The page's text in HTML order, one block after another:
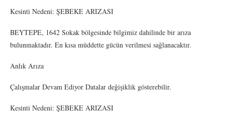
Kesinti Nedeni: ŞEBEKE ARIZASI
BEYTEPE, 1642 Sokak bölgesinde bilgimiz dahilinde bir arıza
bulunmaktadır. En kısa müddette gücün verilmesi sağlanacaktır.
Anlık Arıza
Çalışmalar Devam Ediyor Datalar değişiklik gösterebilir.
Kesinti Nedeni: ŞEBEKE ARIZASI